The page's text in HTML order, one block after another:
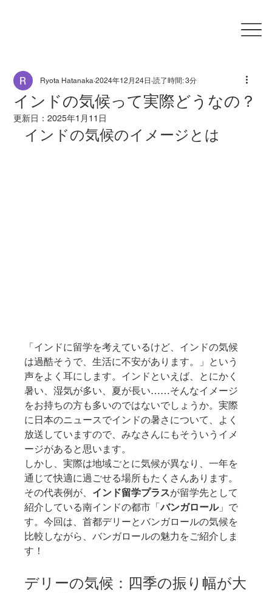
インドの気候って実際どうなの？
Ryota Hatanaka 2024年12月24日 読了時間: 3分
更新日：2025年1月11日
インドの気候のイメージとは
「インドに留学を考えているけど、インドの気候
は過酷そうで、生活に不安があります。」という
声をよく耳にします。インドといえば、とにかく
暑い、湿気が多い、夏が長い……そんなイメージ
をお持ちの方も多いのではないでしょうか。実際
に日本のニュースでインドの暑さについて、よく
放送していますので、みなさんにもそういうイメ
ージがあると思います。
しかし、実際は地域ごとに気候が異なり、一年を
通じて快適に過ごせる場所もたくさんあります。
その代表例が、 インド留学プラスが留学先として
紹介している南インドの都市「バンガロール」で
す。今回は、首都デリーとバンガロールの気候を
比較しながら、バンガロールの魅力をご紹介しま
す！
デリーの気候：四季の振り幅が大